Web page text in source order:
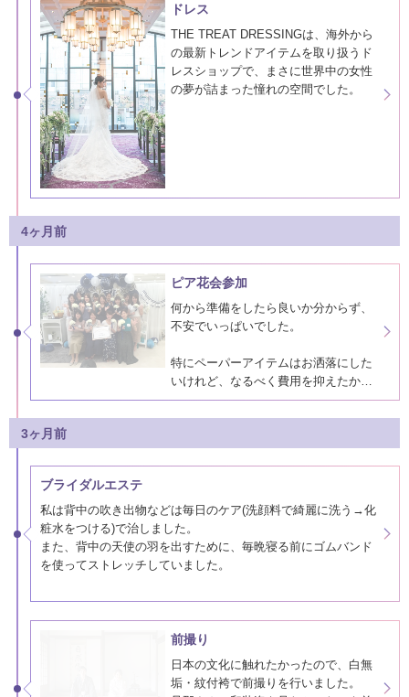
ィングを考えていました。
オープンして…
ドレス
THE TREAT DRESSINGは、海外から
の最新トレンドアイテムを取り扱うド
レスショップで、まさに世界中の女性
の夢が詰まった憧れの空間でした。
繊細な刺繍があしらわれた贅沢な一
着。
4ヶ月前
ピア花会参加
何から準備をしたら良いか分からず、
不安でいっぱいでした。
特にペーパーアイテムはお洒落にした
いけれど、なるべく費用を抑えたかっ
たため、この会でピアリーの商品を手
に取って確認できて良かったです！
ピア花会…
3ヶ月前
ブライダルエステ
私は背中の吹き出物などは毎日のケア(洗顔料で綺麗に洗う→化
粧水をつける)で治しました。
また、背中の天使の羽を出すために、毎晩寝る前にゴムバンド
を使ってストレッチしていました。
唯一通ったのが、顔・肩・肩甲骨のマッサージです！
韓国のコルギのお店で、計6回施術してもらいました。
普段仕事をしていると肩と肩甲…
前撮り
日本の文化に触れたかったので、白無
垢・紋付袴で前撮りを行いました。